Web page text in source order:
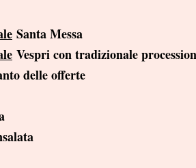
Santa Messa
Vespri con tradizionale
delle offerte